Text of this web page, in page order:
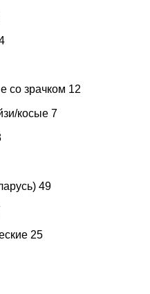
со зрачком 12
косые 7
49
25